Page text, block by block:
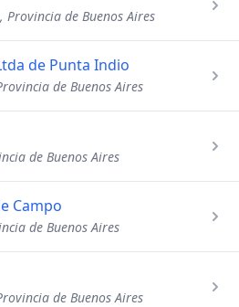
de Buenos Aires
de Punta Indio
de Buenos Aires
de Buenos Aires
Campo
de Buenos Aires
de Buenos Aires